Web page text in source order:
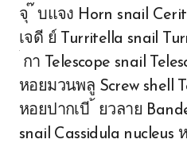
จุ ๊ บแจง Horn snail
เจดี ย์ Turritella snail
กา Telescope snail
หอยมวนพลู Screw shell
หอยปากเบี ้ ยวลาย
snail Cassidula nucleus